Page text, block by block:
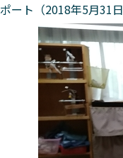
ート（2018年5月31日